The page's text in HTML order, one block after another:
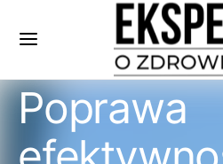
Poprawa